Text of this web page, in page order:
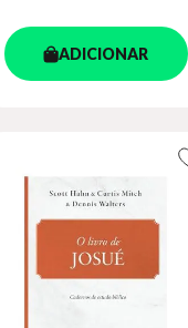
ADICIONAR